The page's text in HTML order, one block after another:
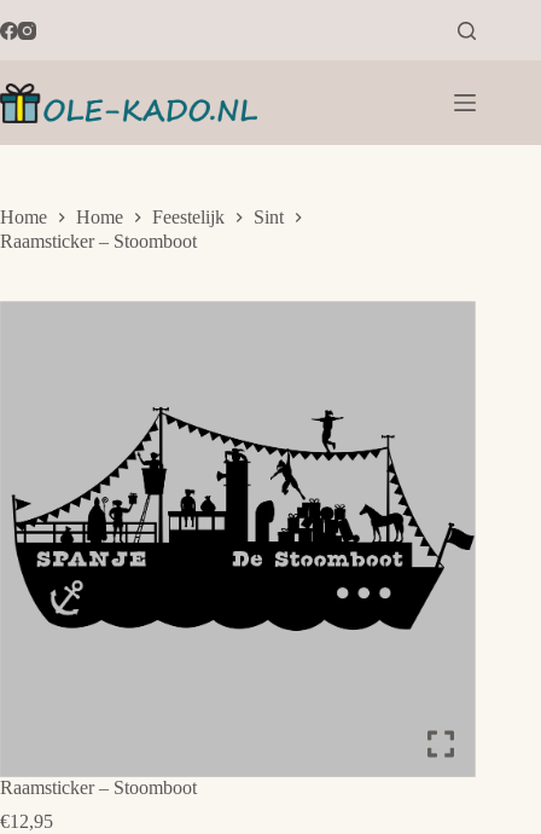
naar
Home Home Feestelijk
Sint
Raamsticker – Stoomboot
Raamsticker – Stoomboot
€12,95